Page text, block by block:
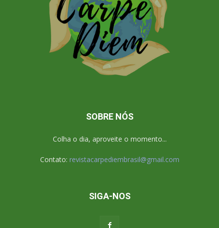
SOBRE NÓS
Colha o dia, aproveite o momento...
Contato: revistacarpediembrasil@gmail.com
SIGA-NOS